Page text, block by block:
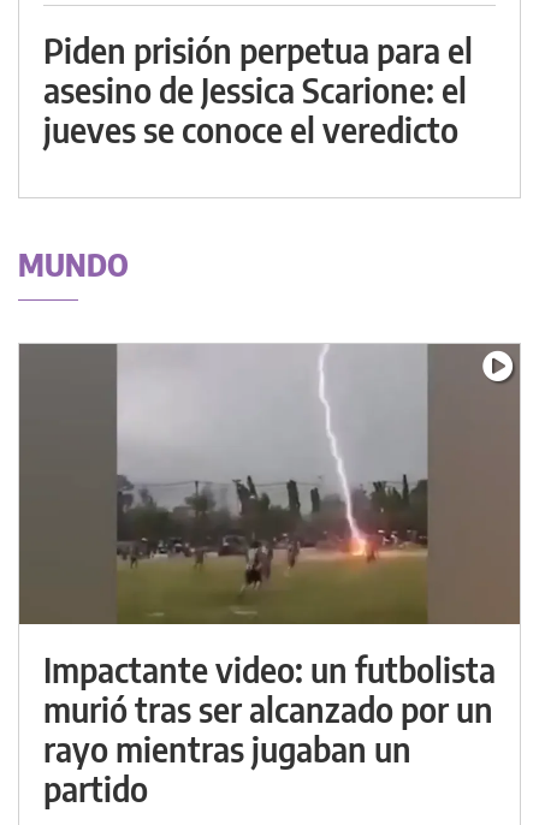
Piden prisión perpetua para el
asesino de Jessica Scarione: el
jueves se conoce el veredicto
MUNDO
Impactante video: un futbolista
murió tras ser alcanzado por un
rayo mientras jugaban un
partido